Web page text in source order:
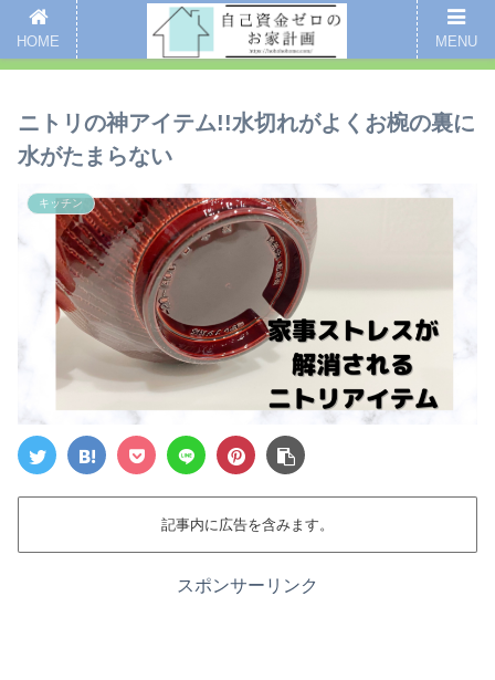
新着記事 愛用品まとめインスタグラム 掃除 全記事一覧
ここをクリックするとブログのご案内ページにいくよ
ニトリの神アイテム!!水切れがよくお椀の裏に
水がたまらない
キッチン
記事内に広告を含みます。
スポンサーリンク
HOME MENU